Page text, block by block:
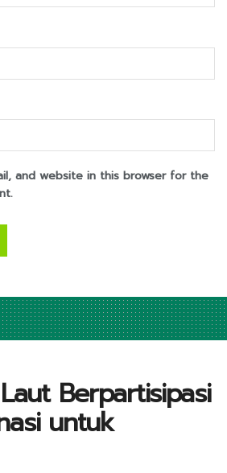
and website in this browser for the
Berpartisipasi
untuk